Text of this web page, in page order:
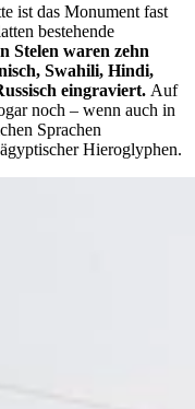
ist das Monument fast
bestehende
Stelen waren zehn
Swahili, Hindi,
eingraviert. Auf
noch – wenn auch in
Sprachen
Hieroglyphen.